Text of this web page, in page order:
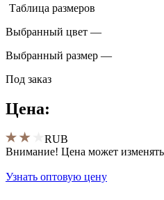
Таблица размеров
Выбранный цвет —
Выбранный размер —
Под заказ
Цена:
RUB
Внимание! Цена может
Узнать оптовую цену